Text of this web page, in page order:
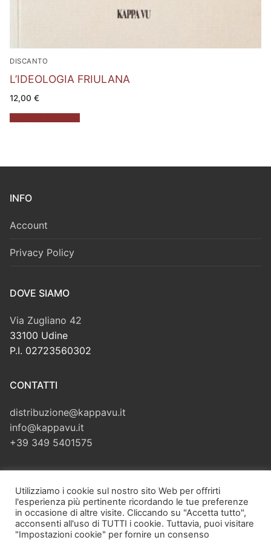
DISCANTO
L’IDEOLOGIA FRIULANA
12,00 €
INFO
Account
Privacy Policy
DOVE SIAMO
Via Zugliano 42
33100 Udine
P.I. 02723560302
CONTATTI
distribuzione@kappavu.it
info@kappavu.it
+39 349 5401575
Cerca:
Utilizziamo i cookie sul nostro sito Web per offrirti
l'esperienza più pertinente ricordando le tue preferenze
in occasione di altre visite. Cliccando su "Accetta tutto",
acconsenti all'uso di TUTTI i cookie. Tuttavia, puoi visitare
"Impostazioni cookie" per fornire un consenso